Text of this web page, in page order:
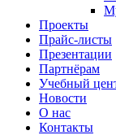
Проекты
Прайс-листы
Презентации
Партнёрам
Учебный
Новости
О нас
Контакты